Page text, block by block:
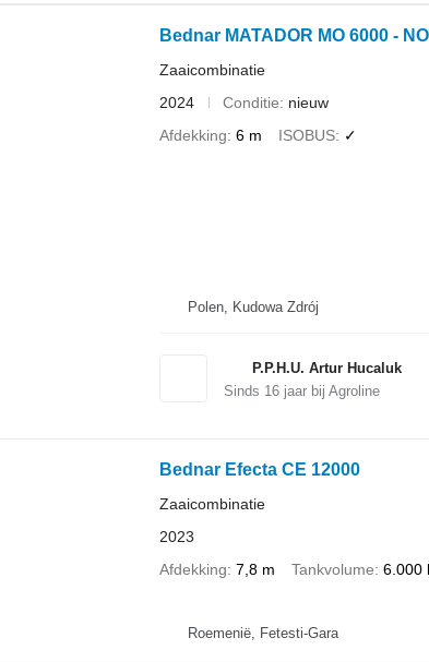
Bednar MATADOR MO 6000 -
Zaaicombinatie
2024
Conditie
nieuw
Afdekking 6 m ISOBUS ✓
Polen, Kudowa Zdrój
P.P.H.U. Artur Hucaluk
Sinds 16jaar bij Agroline
Bednar Efecta CE 12000
Zaaicombinatie
2023
Afdekking 7,8 m Tankvolume 6.000 l
Roemenië, Fetesti-Gara